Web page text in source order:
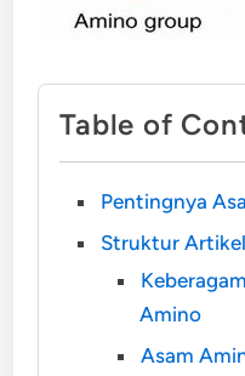
Table of
Pentingnya
Struktur
Amino
Asam